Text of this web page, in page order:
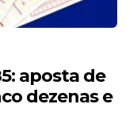
aposta de
dezenas e